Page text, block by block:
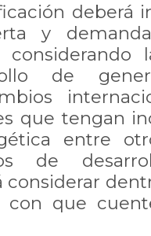
deberá
y
considerando
de
que tengan
entre
de
con que